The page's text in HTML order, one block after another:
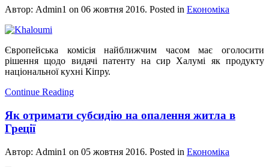
Автор: Admin1 on 06 жовтня 2016. Posted in Економіка
Європейська комісія найближчим часом має оголосити
рішення щодо видачі патенту на сир Халумі як продукту
національної кухні Кіпру.
Continue Reading
Як отримати субсидію на опалення житла в
Греції
Автор: Admin1 on 05 жовтня 2016. Posted in Економіка